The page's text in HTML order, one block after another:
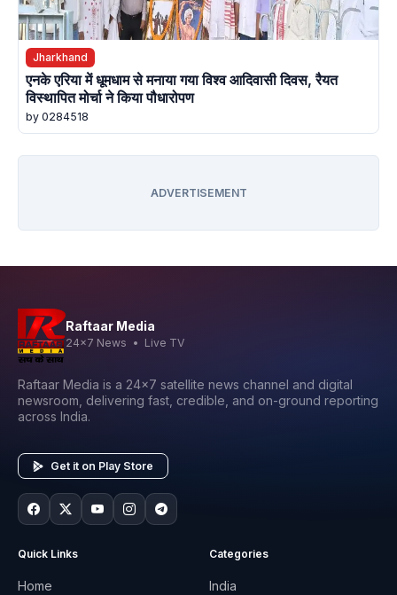
Jharkhand
एनके एरिया में धूमधाम से मनाया गया विश्व आदिवासी दिवस, रैयत
विस्थापित मोर्चा ने किया पौधारोपण
by 0284518
ADVERTISEMENT
Raftaar Media
24x7 News • Live TV
Raftaar Media is a 24x7 satellite news channel and digital
newsroom, delivering fast, credible, and on-ground reporting
across India.
Get it on Play Store
Quick Links
Home
Categories
India